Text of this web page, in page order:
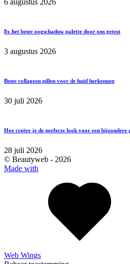
8x het beste oogschaduw palette door ons getest
3 augustus 2026
Beste collageen pillen voor de huid herkennen
30 juli 2026
Hoe creëer je de perfecte look voor een bijzondere
28 juli 2026
© Beautyweb - 2026
Made with
Web Wings